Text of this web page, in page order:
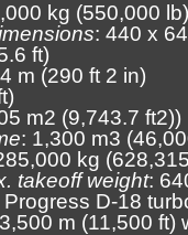
kg (550,000 lb)
: 440 x
ft)
m (290 ft 2 in)
m2 (9,743.7 ft2))
: 1,300 m3
kg
takeoff weight:
D-18
m (11,500 ft)